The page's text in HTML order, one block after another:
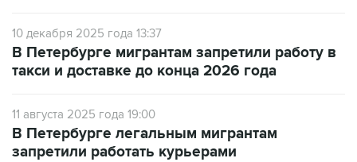
10 декабря 2025 года 13:37
В Петербурге мигрантам запретили работу в
такси и доставке до конца 2026 года
11 августа 2025 года 19:00
В Петербурге легальным мигрантам
запретили работать курьерами